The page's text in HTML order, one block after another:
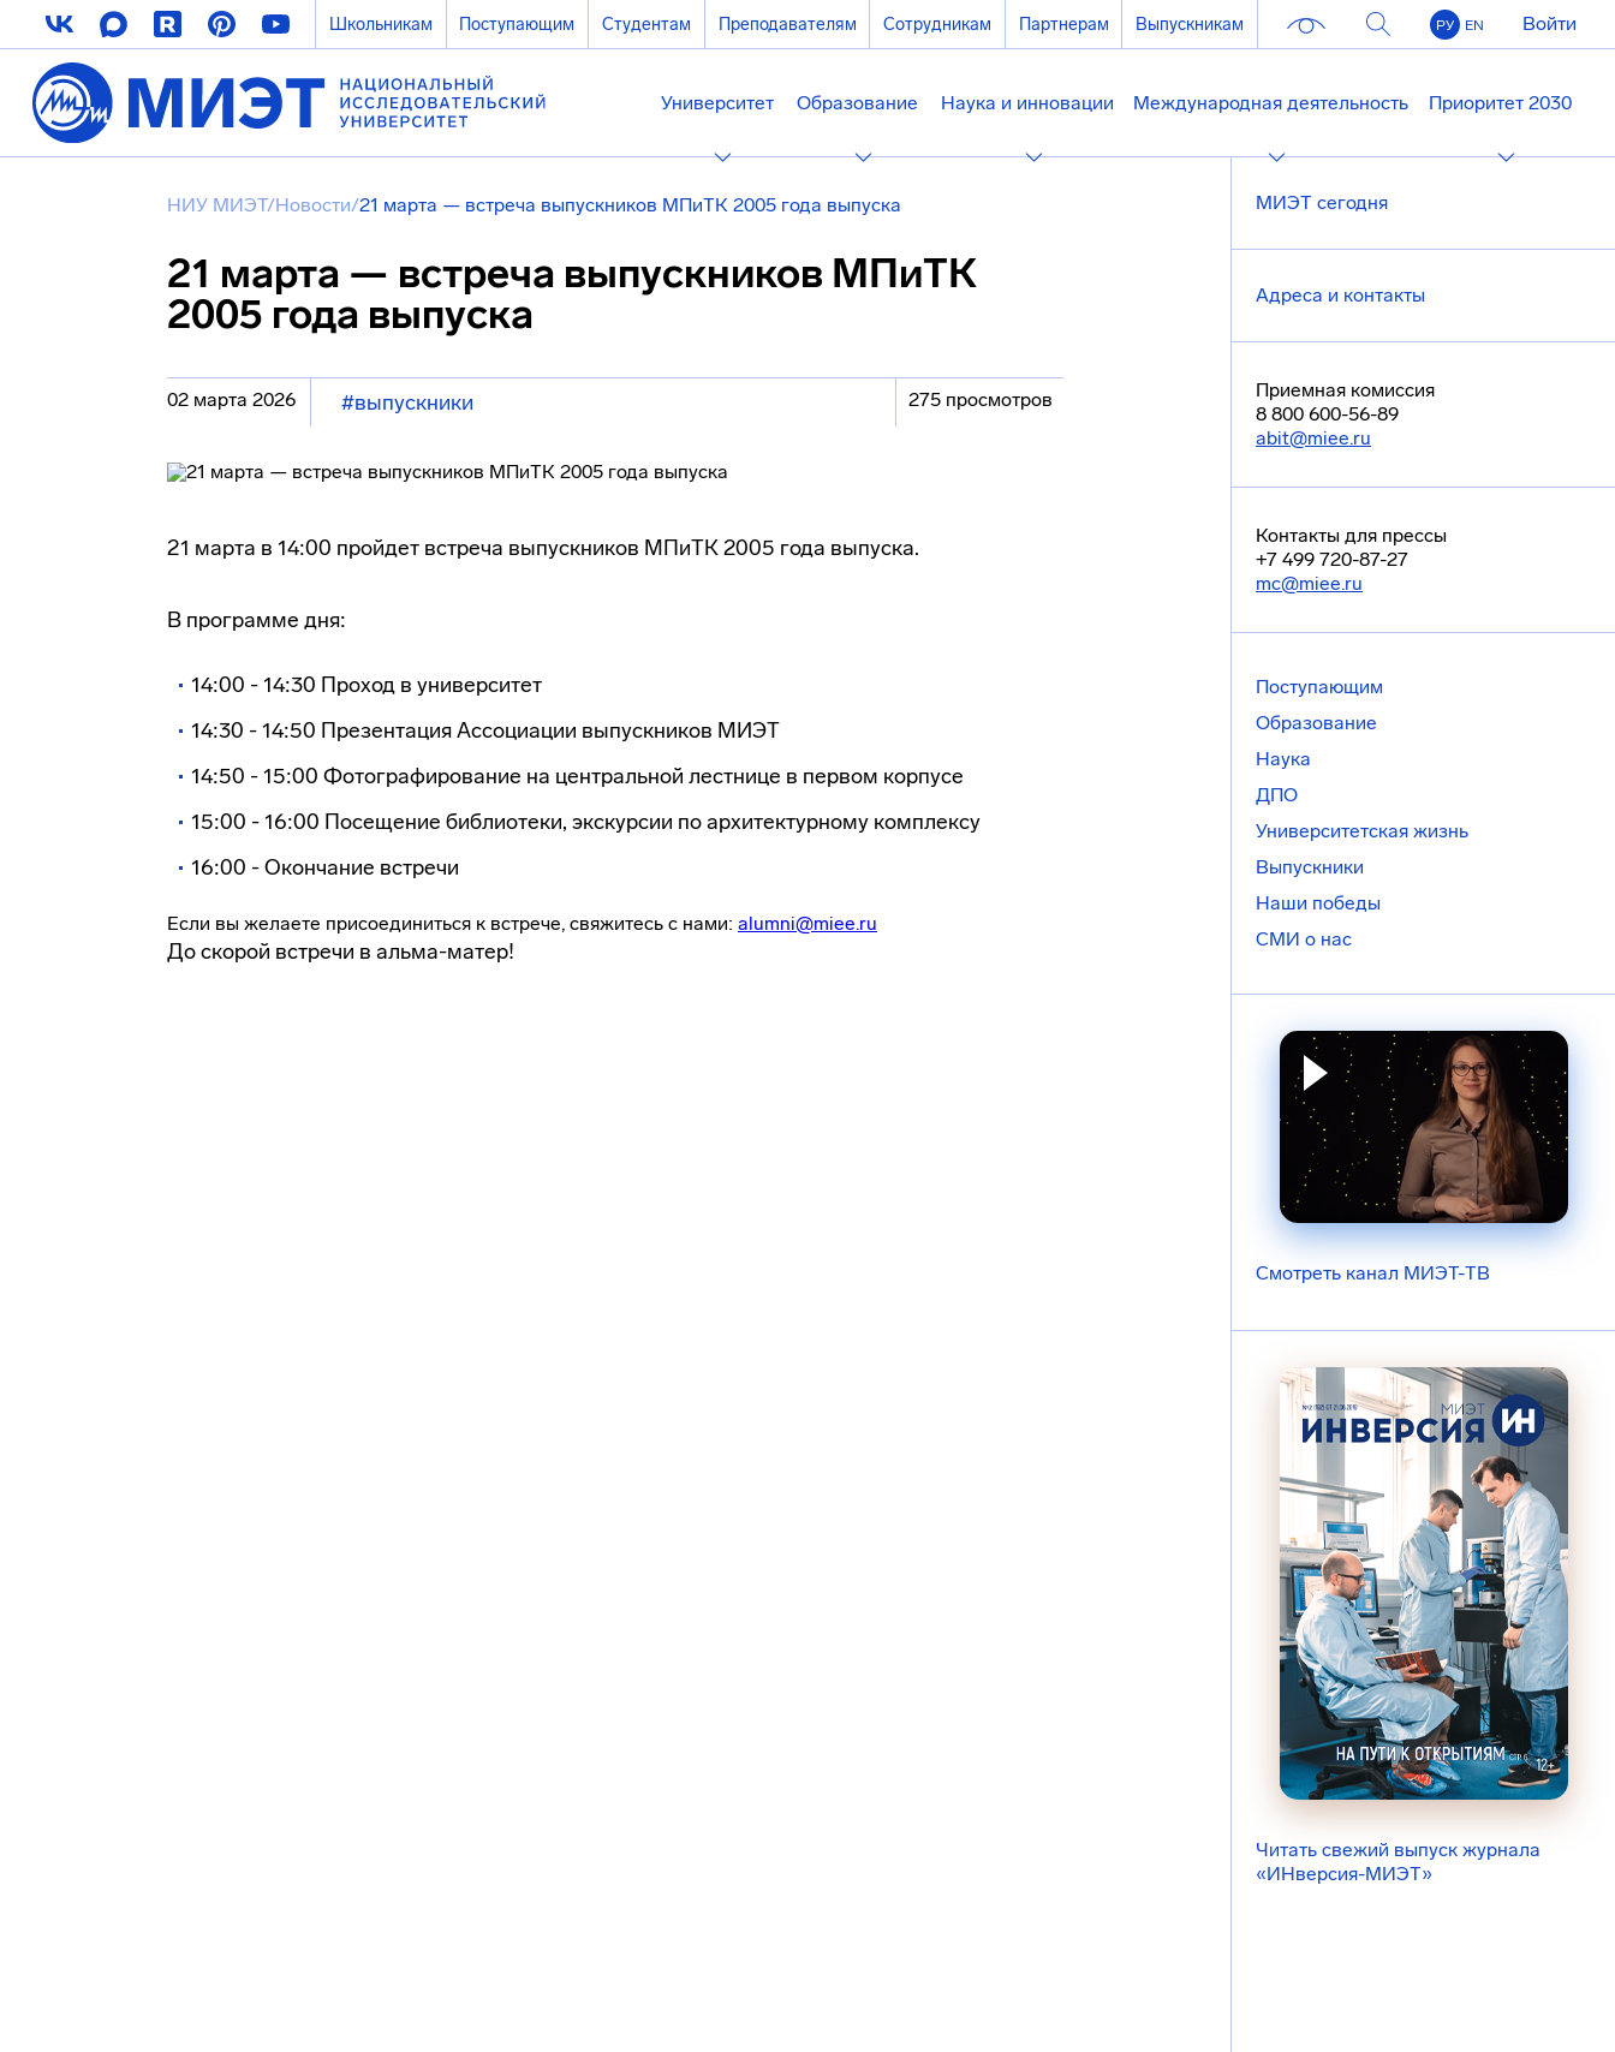
Школьникам Поступающим Студентам Преподавателям Сотрудникам Партнерам Выпускникам РУ EN Войти
Университет Образование Наука и инновации Международная деятельность Приоритет 2030
НИУ МИЭТ/Новости/21 марта — встреча выпускников МПиТК 2005 года выпуска
21 марта — встреча выпускников МПиТК
2005 года выпуска
02 марта 2026 #выпускники 275 просмотров
21 марта в 14:00 пройдет встреча выпускников МПиТК 2005 года выпуска.
В программе дня:
14:00 - 14:30 Проход в университет
14:30 - 14:50 Презентация Ассоциации выпускников МИЭТ
14:50 - 15:00 Фотографирование на центральной лестнице в первом корпусе
15:00 - 16:00 Посещение библиотеки, экскурсии по архитектурному комплексу
16:00 - Окончание встречи
Если вы желаете присоединиться к встрече, свяжитесь с нами: alumni@miee.ru
До скорой встречи в альма-матер!
МИЭТ сегодня
Адреса и контакты
Приемная комиссия
8 800 600-56-89
abit@miee.ru
Контакты для прессы
+7 499 720-87-27
mc@miee.ru
Поступающим
Образование
Наука
ДПО
Университетская жизнь
Выпускники
Наши победы
СМИ о нас
Смотреть канал МИЭТ-ТВ
Читать свежий выпуск журнала
«ИНверсия-МИЭТ»